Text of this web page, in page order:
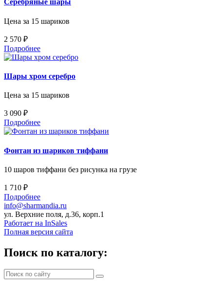
Серебряные шары
Цена за 15 шариков
2 570 ₽
Подробнее
Шары хром серебро
Цена за 15 шариков
3 090 ₽
Подробнее
Фонтан из шариков тиффани
10 шаров тиффани без рисунка на грузе
1 710 ₽
Подробнее
info@sharmandia.ru
ул. Верхние поля, д.36, корп.1
Работает на InSales
Полная версия сайта
Поиск по каталогу: